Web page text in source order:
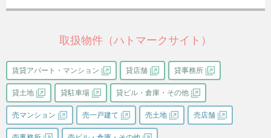
取扱物件（ハトマークサイト）
賃貸アパート・マンション 貸店舗 貸事務所
貸土地 貸駐車場 貸ビル・倉庫・その他
売マンション 売一戸建て 売土地 売店舗